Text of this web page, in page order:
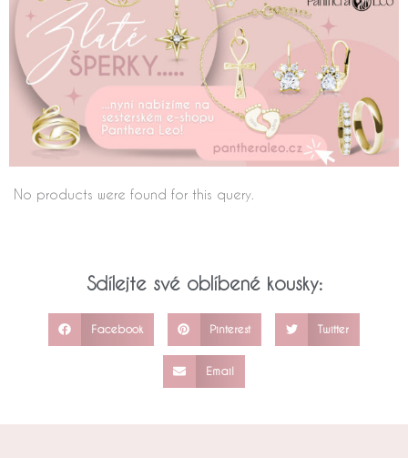
No products were found for this query.
Sdílejte své oblíbené kousky:
Facebook Pinterest Twitter
Email